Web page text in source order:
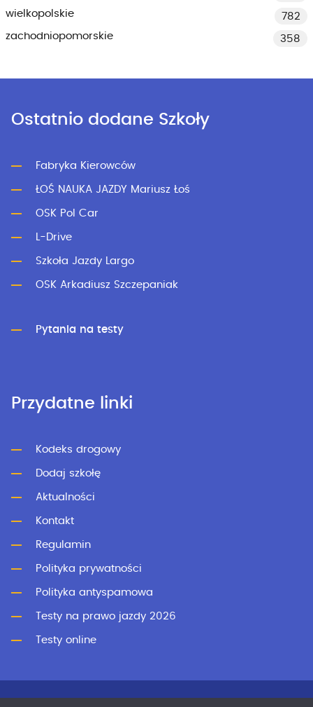
wielkopolskie
782
zachodniopomorskie
358
Ostatnio dodane Szkoły
Fabryka Kierowców
ŁOŚ NAUKA JAZDY Mariusz Łoś
OSK Pol Car
L-Drive
Szkoła Jazdy Largo
OSK Arkadiusz Szczepaniak
Pytania na testy
Przydatne linki
Kodeks drogowy
Dodaj szkołę
Aktualności
Kontakt
Regulamin
Polityka prywatności
Polityka antyspamowa
Testy na prawo jazdy 2026
Testy online